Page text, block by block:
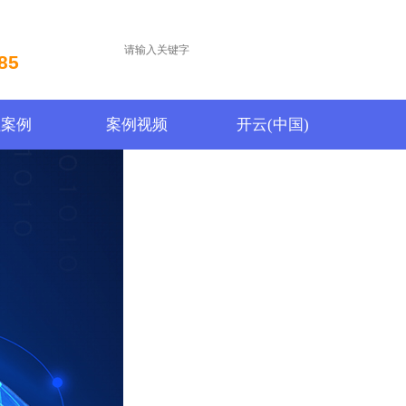
例 案例视频 开云(中国)